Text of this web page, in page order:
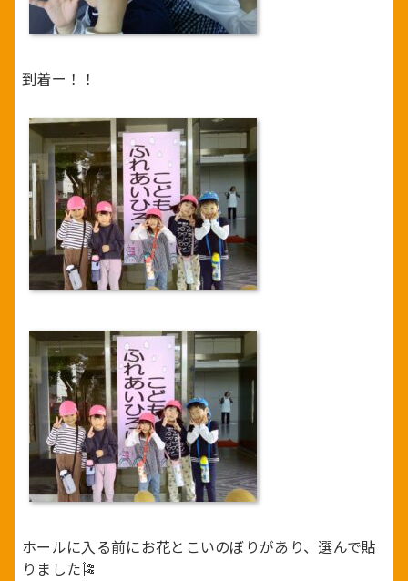
到着ー！！
ホールに入る前にお花とこいのぼりがあり、選んで貼
りました🎏